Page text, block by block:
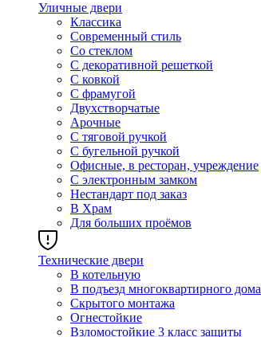
Уличные двери
Классика
Современный стиль
Со стеклом
С декоративной решеткой
С ковкой
С фрамугой
Двухстворчатые
Арочные
С тяговой ручкой
С бугельной ручкой
Офисные, в ресторан, учреждение
С электронным замком
Нестандарт под заказ
В Храм
Для больших проёмов
Технические двери
В котельную
В подъезд многоквартирного дома
Скрытого монтажа
Огнестойкие
Взломостойкие 3 класс защиты